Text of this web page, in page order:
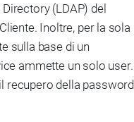
(LDAP) del
Inoltre, per la sola
sulla base di un
ammette un solo user.
recupero della password